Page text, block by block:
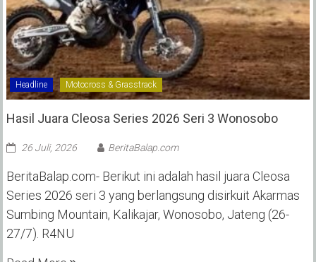
Headline Motocross & Grasstrack
Hasil Juara Cleosa Series 2026 Seri 3 Wonosobo ‎
26 Juli, 2026 BeritaBalap.com
BeritaBalap.com- Berikut ini adalah hasil juara Cleosa
Series 2026 seri 3 yang berlangsung disirkuit Akarmas
Sumbing Mountain, Kalikajar, Wonosobo, Jateng (26-
27/7). R4NU